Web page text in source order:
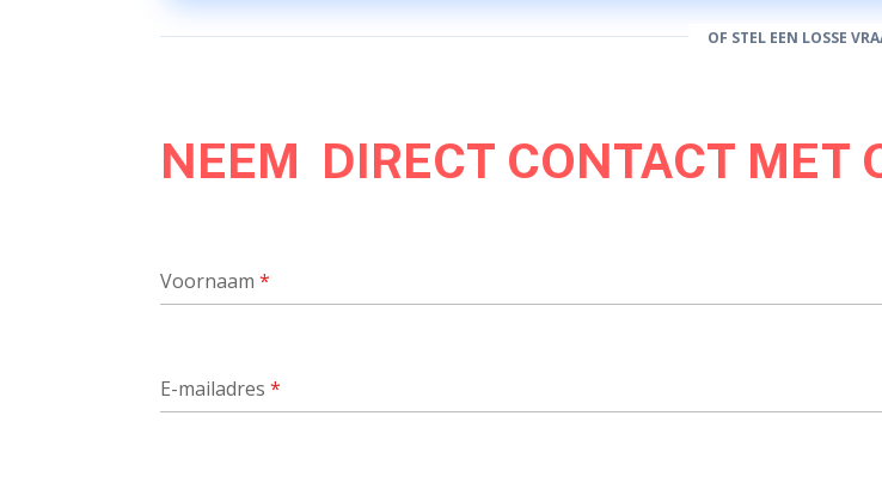
OF STEL EEN LOSSE
NEEM DIRECT CONTACT MET
Voornaam*
E-mailadres*